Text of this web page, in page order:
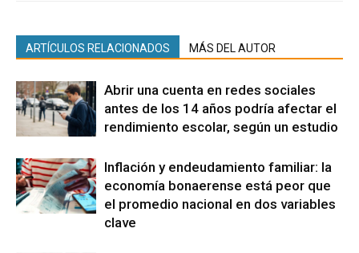
ARTÍCULOS RELACIONADOS MÁS DEL AUTOR
Abrir una cuenta en redes sociales
antes de los 14 años podría afectar el
rendimiento escolar, según un estudio
Inflación y endeudamiento familiar: la
economía bonaerense está peor que
el promedio nacional en dos variables
clave